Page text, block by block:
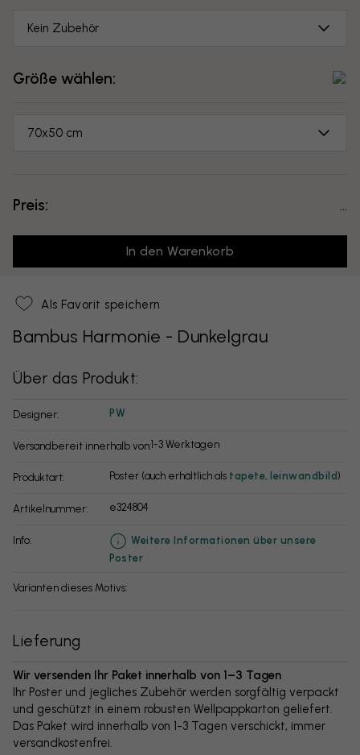
Kein Zubehör
Größe wählen:
70x50 cm
Preis:
In den Warenkorb
Als Favorit speichern
Bambus Harmonie - Dunkelgrau
Über das Produkt:
Designer: PW
Versandbereit innerhalb von:1-3 Werktagen
Produktart: Poster (auch erhältlich als tapete leinwandbild)
Artikelnummer: e324804
info:
Weitere Informationen über unsere
Poster
Varianten dieses Motivs:
Lieferung
Wir versenden Ihr Paket innerhalb von 1–3 Tagen
Ihr Poster und jegliches Zubehör werden sorgfältig verpackt
und geschützt in einem robusten Wellpappkarton geliefert.
Das Paket wird innerhalb von 1-3 Tagen verschickt, immer
versandkostenfrei.